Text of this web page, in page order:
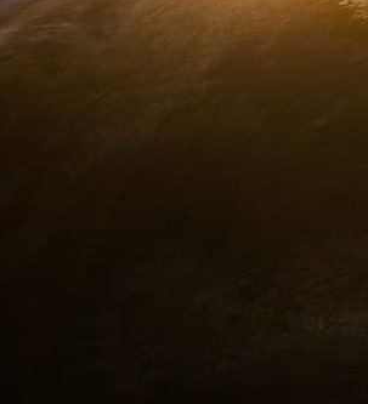
une guerre permanente, sans
des avions supersoniques